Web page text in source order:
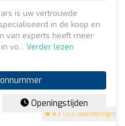
4.7 (106 beoordelingen)
is uw vertrouwde
in de koop en
van experts heeft meer
vo... Verder lezen
Openingstijden